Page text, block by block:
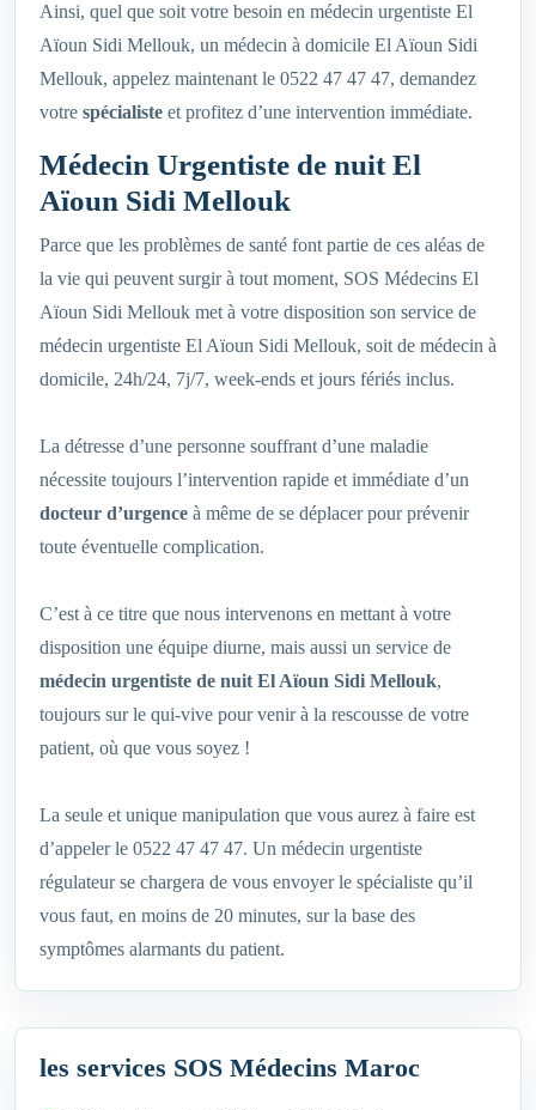
Ainsi, quel que soit votre besoin en médecin urgentiste El
Aïoun Sidi Mellouk, un médecin à domicile El Aïoun Sidi
Mellouk, appelez maintenant le 0522 47 47 47, demandez
votre spécialiste et profitez d’une intervention immédiate.
Médecin Urgentiste de nuit El
Aïoun Sidi Mellouk
Parce que les problèmes de santé font partie de ces aléas de
la vie qui peuvent surgir à tout moment, SOS Médecins El
Aïoun Sidi Mellouk met à votre disposition son service de
médecin urgentiste El Aïoun Sidi Mellouk, soit de médecin à
domicile, 24h/24, 7j/7, week-ends et jours fériés inclus.
La détresse d’une personne souffrant d’une maladie
nécessite toujours l’intervention rapide et immédiate d’un
docteur d’urgence à même de se déplacer pour prévenir
toute éventuelle complication.
C’est à ce titre que nous intervenons en mettant à votre
disposition une équipe diurne, mais aussi un service de
médecin urgentiste de nuit El Aïoun Sidi Mellouk,
toujours sur le qui-vive pour venir à la rescousse de votre
patient, où que vous soyez !
La seule et unique manipulation que vous aurez à faire est
d’appeler le 0522 47 47 47. Un médecin urgentiste
régulateur se chargera de vous envoyer le spécialiste qu’il
vous faut, en moins de 20 minutes, sur la base des
symptômes alarmants du patient.
les services SOS Médecins Maroc